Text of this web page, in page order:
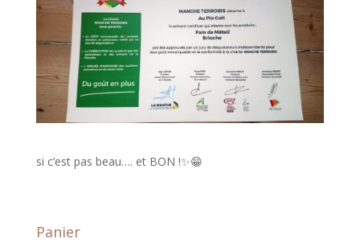
si c’est pas beau…. et BON !✨😁
Panier